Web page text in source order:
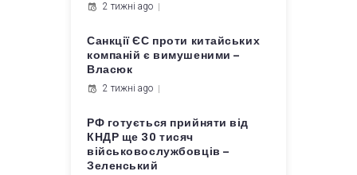
2 тижні ago
Санкції ЄС проти китайських
компаній є вимушеними –
Власюк
2 тижні ago
РФ готується прийняти від
КНДР ще 30 тисяч
військовослужбовців –
Зеленський